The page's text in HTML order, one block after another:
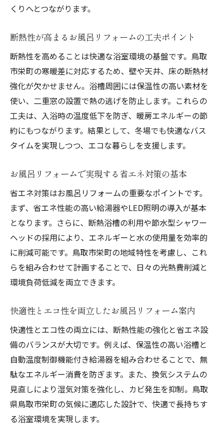
お風呂リフォームで家族みんなが安心でき
省エネ重視のお風呂リフォームのポイント
解説
お風呂リフォームで光熱費を抑えるテクニ
ック
長く使える安心仕様のお風呂リフォーム事
例
断熱強化で冬も快適なバス空間へ
お風呂リフォームで断熱性を高めるメリッ
断熱材選びが決め手のお風呂リフォーム術
お風呂リフォームでヒートショック予防を
徹底
省エネを意識した断熱強化のお風呂リフォ
ーム
断熱強化で実感する快適お風呂リフォーム
お風呂リフォームで実現する湿気対策の工
夫
カビを防ぐお風呂リフォーム湿気対策術の
紹介
湿気対策が重要なお風呂リフォームの選び
方
エコな換気設備導入で快適お風呂リフォー
ム
くりへとつながります。
断熱性が高まるお風呂リフォームの工夫ポイント
断熱性を高めることは快適な浴室環境の基盤です。鳥取
市栄町の寒暖差に対応するため、壁や天井、床の断熱材
強化が欠かせません。浴槽周囲には保温性の高い素材を
使い、二重窓の設置で熱の逃げを防止します。これらの
工夫は、入浴時の温度低下を防ぎ、暖房エネルギーの節
約にもつながります。結果として、冬場でも快適なバス
タイムを実現しつつ、エコな暮らしを支援します。
お風呂リフォームで実現する省エネ対策の基本
省エネ対策はお風呂リフォームの重要なポイントです。
まず、省エネ性能の高い給湯器やLED照明の導入が基本
となります。さらに、断熱浴槽の利用や節水型シャワー
ヘッドの採用により、エネルギーと水の使用量を効率的
に削減可能です。鳥取市栄町の地域特性を考慮し、これ
らを組み合わせて計画することで、日々の光熱費削減と
環境負荷低減を両立できます。
快適性とエコ性を両立したお風呂リフォーム案内
快適性とエコ性の両立には、断熱性能の強化と省エネ設
備のバランスが大切です。例えば、保温性の高い浴槽と
自動温度制御機能付き給湯器を組み合わせることで、無
駄なエネルギー消費を防ぎます。また、換気システムの
見直しにより湿気対策を強化し、カビ発生を抑制。鳥取
県鳥取市栄町の気候に適応した設計で、快適で長持ちす
る浴室環境を実現します。